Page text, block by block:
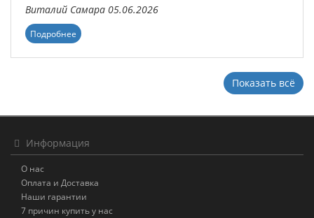
Виталий Самара 05.06.2026
Подробнее
Показать всё
Информация
О нас
Оплата и Доставка
Наши гарантии
7 причин купить у нас